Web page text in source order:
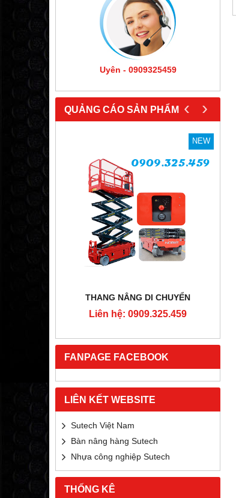
Uyên - 0909325459
QUẢNG CÁO SẢN PHẨM
NEW
THANG NÂNG DI CHUYỂN
Liên hệ: 0909.325.459
‹ ›
FANPAGE FACEBOOK
LIÊN KẾT WEBSITE
Sutech Việt Nam
Bàn nâng hàng Sutech
Nhựa công nghiệp Sutech
THỐNG KÊ